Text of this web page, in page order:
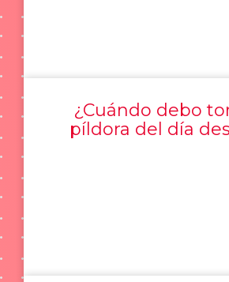
¿Cuándo debo
píldora del día